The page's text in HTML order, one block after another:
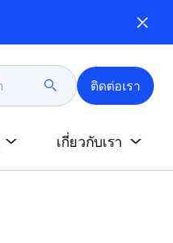
ติดต่อเรา
เกี่ยวกับเรา